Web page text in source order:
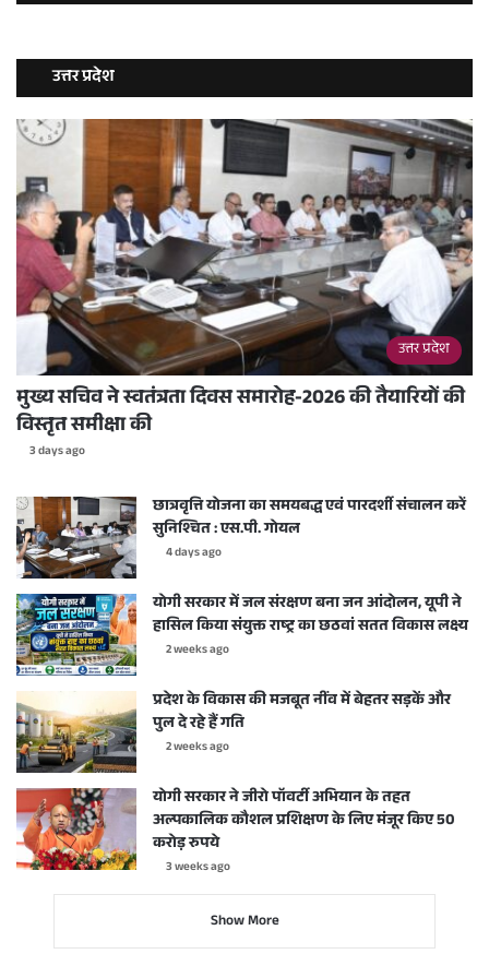
उत्तर प्रदेश
उत्तर प्रदेश
मुख्य सचिव ने स्वतंत्रता दिवस समारोह-2026 की तैयारियों की
विस्तृत समीक्षा की
3 days ago
छात्रवृत्ति योजना का समयबद्ध एवं पारदर्शी संचालन करें
सुनिश्चित : एस.पी. गोयल
4 days ago
योगी सरकार में जल संरक्षण बना जन आंदोलन, यूपी ने
हासिल किया संयुक्त राष्ट्र का छठवां सतत विकास लक्ष्य
2 weeks ago
प्रदेश के विकास की मजबूत नींव में बेहतर सड़कें और
पुल दे रहे हैं गति
2 weeks ago
योगी सरकार ने जीरो पॉवर्टी अभियान के तहत
अल्पकालिक कौशल प्रशिक्षण के लिए मंजूर किए 50
करोड़ रुपये
3 weeks ago
Show More